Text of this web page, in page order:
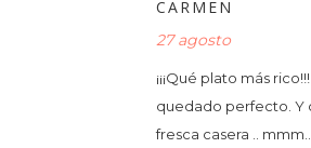
CARMEN
27 agosto
¡¡¡Qué plato más
quedado perfecto. Y
fresca casera ..